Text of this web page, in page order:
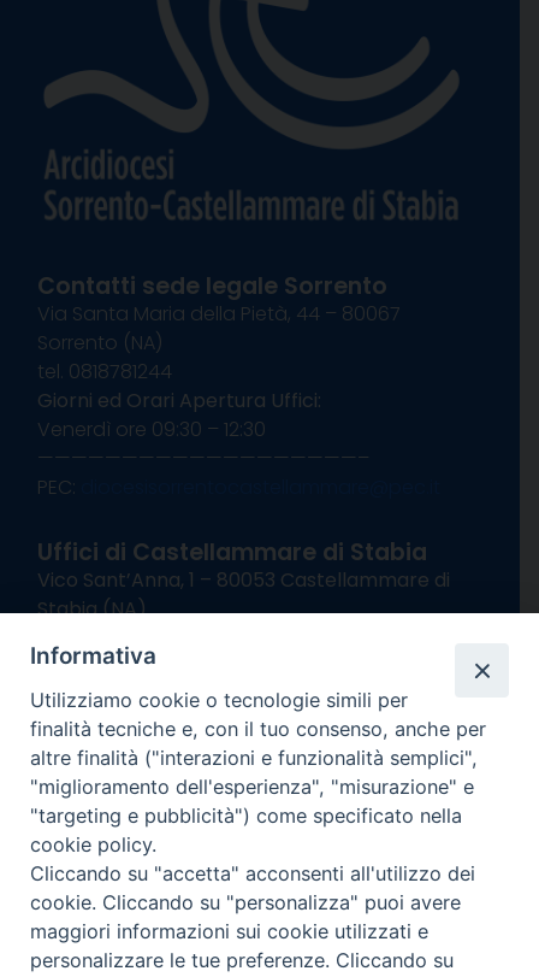
Contatti sede legale Sorrento
Via Santa Maria della Pietà, 44 – 80067
Sorrento (NA)
tel. 0818781244
Giorni ed Orari Apertura Uffici:
Venerdì ore 09:30 – 12:30
———————————————————–
PEC:
Uffici di Castellammare di Stabia
Vico Sant’Anna, 1 – 80053 Castellammare di
Stabia (NA)
Giorni ed Orari Apertura Uffici:
Lunedì e Mercoledì ore 09:00 – 13:00
Uffici Matrimoni:
Lunedì e Mercoledì ore 09:30 – 12:30
seguici su
Channel
Informativa Privacy
COPYRIGHT © 2013-2025
Informativa
Utilizziamo cookie o tecnologie simili per
finalità tecniche e, con il tuo consenso, anche per
altre finalità ("interazioni e funzionalità semplici",
"miglioramento dell'esperienza", "misurazione" e
"targeting e pubblicità") come specificato nella
cookie policy.
Cliccando su "accetta" acconsenti all'utilizzo dei
cookie. Cliccando su "personalizza" puoi avere
maggiori informazioni sui cookie utilizzati e
personalizzare le tue preferenze. Cliccando su